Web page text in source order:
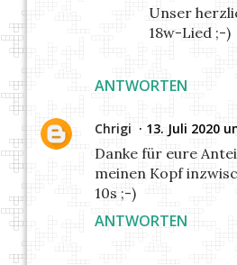
ANTWORTEN
Unser
18w-Lied ;-)
Chrigi 13. Juli 2020
Danke für eure
meinen Kopf
10s ;-)
ANTWORTEN